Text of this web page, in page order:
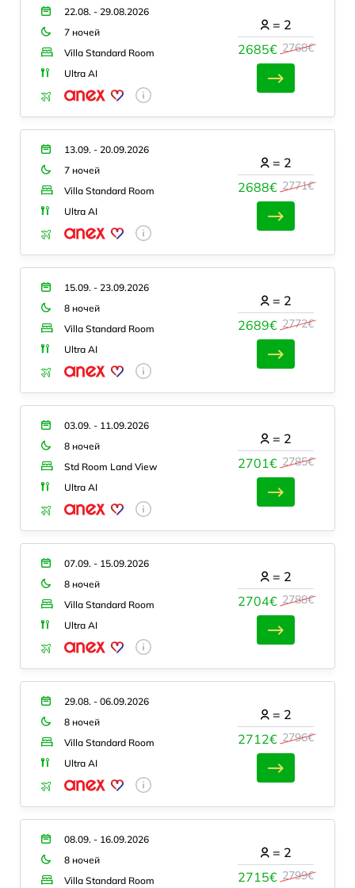
22.08. - 29.08.2026
7 ночей
Villa Standard Room
Ultra AI
2685€ 2768€
= 2
13.09. - 20.09.2026
7 ночей
Villa Standard Room
Ultra AI
2688€ 2771€
= 2
15.09. - 23.09.2026
8 ночей
Villa Standard Room
Ultra AI
2689€ 2772€
= 2
03.09. - 11.09.2026
8 ночей
Std Room Land View
Ultra AI
2701€ 2785€
= 2
07.09. - 15.09.2026
8 ночей
Villa Standard Room
Ultra AI
2704€ 2788€
= 2
29.08. - 06.09.2026
8 ночей
Villa Standard Room
Ultra AI
2712€ 2796€
= 2
08.09. - 16.09.2026
8 ночей
Villa Standard Room
2715€ 2799€
= 2